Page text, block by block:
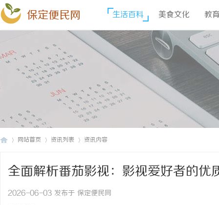
保定便民网 生活百科 美食文化 教
网站首页 资讯列表 资讯内容
全面解析番茄影视：影视爱好者的优
2026-06-03 发布于 保定便民网